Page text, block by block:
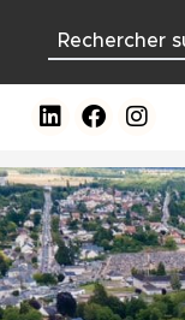
principal